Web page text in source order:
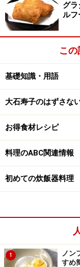
グ
ルフ
こ
基礎知識・用語
大石寿子のはずさな
お得食材レシピ
料理のABC関連情報
初めての炊飯器料理
1
ノン
すめ